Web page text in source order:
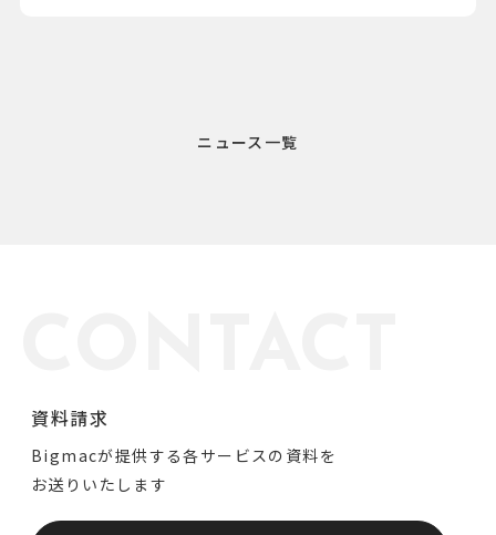
ニュース一覧
資料請求
Bigmacが提供する各サービスの資料を
お送りいたします